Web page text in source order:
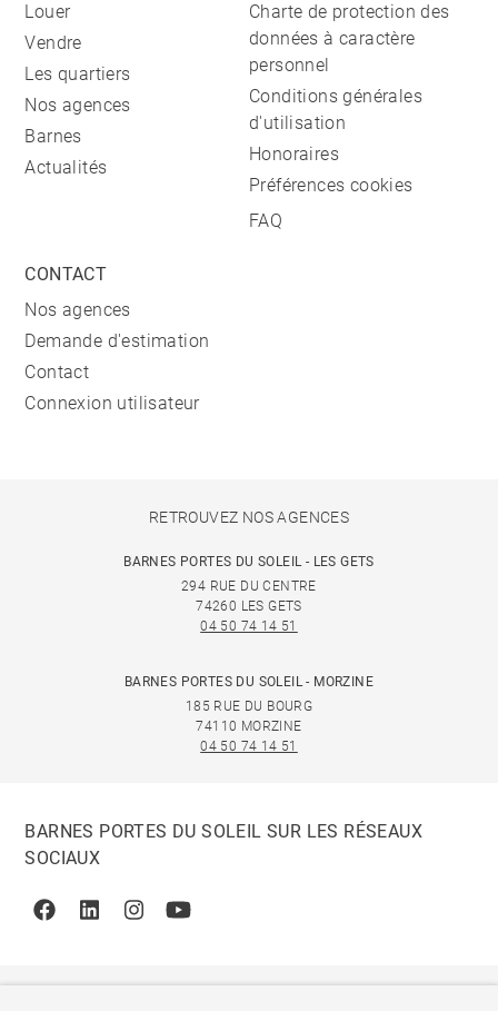
Louer
Vendre
Les quartiers
Nos agences
Barnes
Actualités
Charte de protection des
données à caractère
personnel
Conditions générales
d'utilisation
Honoraires
Préférences cookies
FAQ
CONTACT
Nos agences
Demande d'estimation
Contact
Connexion utilisateur
RETROUVEZ NOS AGENCES
BARNES PORTES DU SOLEIL - LES GETS
294 RUE DU CENTRE
74260 LES GETS
04 50 74 14 51
BARNES PORTES DU SOLEIL - MORZINE
185 RUE DU BOURG
74110 MORZINE
04 50 74 14 51
BARNES PORTES DU SOLEIL SUR LES RÉSEAUX
SOCIAUX
FacebookLinkedinInstagramYoutube